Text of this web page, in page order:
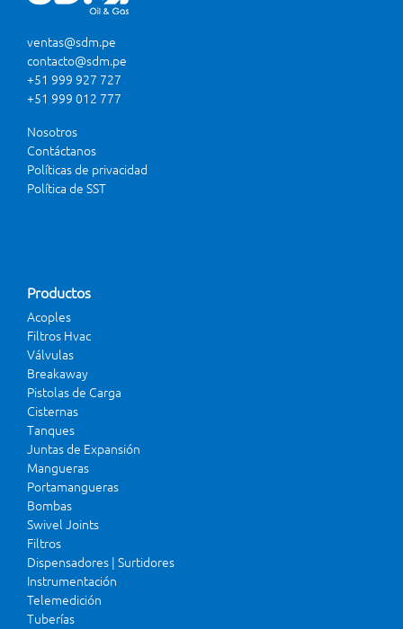
ventas@sdm.pe
contacto@sdm.pe
+51 999 927 727
+51 999 012 777
Nosotros
Contáctanos
Políticas de privacidad
Política de SST
Productos
Acoples
Filtros Hvac
Válvulas
Breakaway
Pistolas de Carga
Cisternas
Tanques
Juntas de Expansión
Mangueras
Portamangueras
Bombas
Swivel Joints
Filtros
Dispensadores | Surtidores
Instrumentación
Telemedición
Tuberías